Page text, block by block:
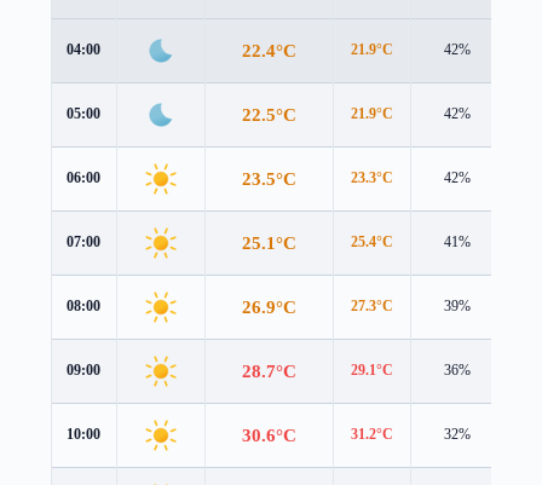
04:00 22.4°C 21.9°C 42%
05:00 22.5°C 21.9°C 42%
06:00 23.5°C 23.3°C 42%
07:00 25.1°C 25.4°C 41%
08:00 26.9°C 27.3°C 39%
09:00 28.7°C 29.1°C 36%
10:00 30.6°C 31.2°C 32%